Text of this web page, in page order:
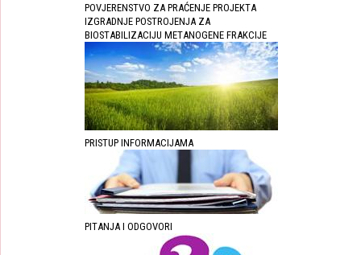
POVJERENSTVO ZA PRAĆENJE PROJEKTA
IZGRADNJE POSTROJENJA ZA
BIOSTABILIZACIJU METANOGENE FRAKCIJE
PRISTUP INFORMACIJAMA
PITANJA I ODGOVORI